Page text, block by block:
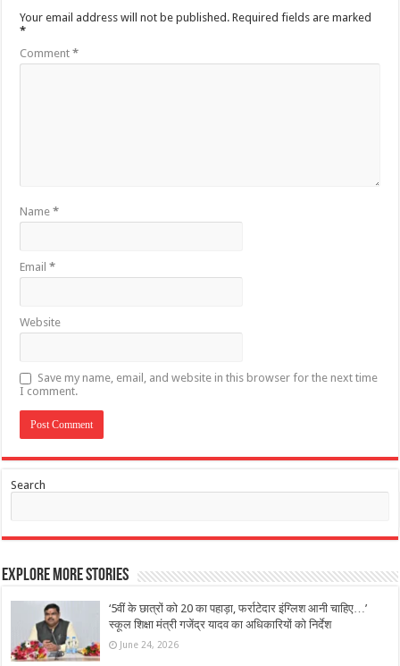
Your email address will not be published. Required fields are marked
*
Comment*
Name*
Email*
Website
Save my name, email, and website in this browser for the next time
I comment.
Search
Explore More Stories
‘5वीं के छात्रों को 20 का पहाड़ा, फर्राटेदार इंग्लिश आनी चाहिए…’
स्कूल शिक्षा मंत्री गजेंद्र यादव का अधिकारियों को निर्देश
June 24, 2026